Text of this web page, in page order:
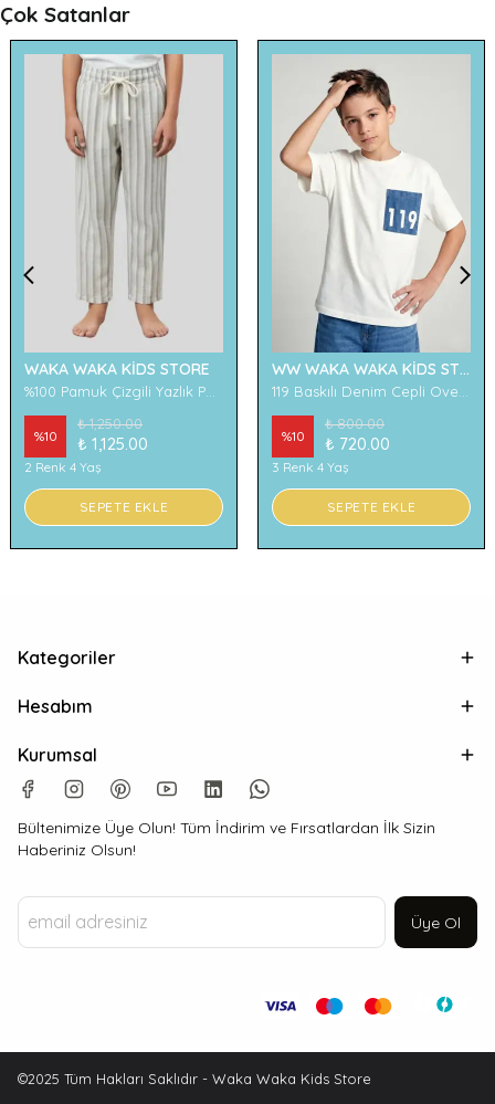
Çok Satanlar
WAKA WAKA KİDS STORE
%10
₺ 1,250.00
₺ 1,125.00
2 Renk 4 Yaş
SEPETE EKLE
WW WAKA WAKA KİDS STORE
%10
₺ 800.00
₺ 720.00
3 Renk 4 Yaş
SEPETE EKLE
Kategoriler
Hesabım
Kurumsal
Bültenimize Üye Olun! Tüm İndirim ve Fırsatlardan İlk Sizin
Haberiniz Olsun!
Üye Ol
©2025 Tüm Hakları Saklıdır - Waka Waka Kids Store